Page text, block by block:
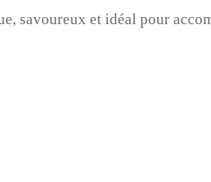
savoureux et idéal pour